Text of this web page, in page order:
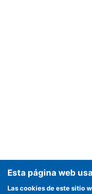
Esta página web
Las cookies de este sitio